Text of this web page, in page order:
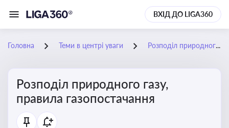
ВХІД ДО LIGA360
Головна Теми в центрі уваги Розподіл природного газу, правила газопостачання
Розподіл природного газу,
правила газопостачання